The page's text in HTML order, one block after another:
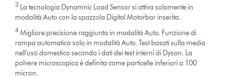
3 La tecnologia Dynamnic Load Sensor si attiva solamente in
modalità Auto con la spazzola Digital Motorbar inserita.
4 Migliore precisione raggiunta in modalità Auto. Funzione di
rampa automatica solo in modalità Auto. Test basati sulla media
nell'uso domestico secondo i dati dei test interni di Dyson. La
polvere microscopica è definita come particelle inferiori a 100
micron.